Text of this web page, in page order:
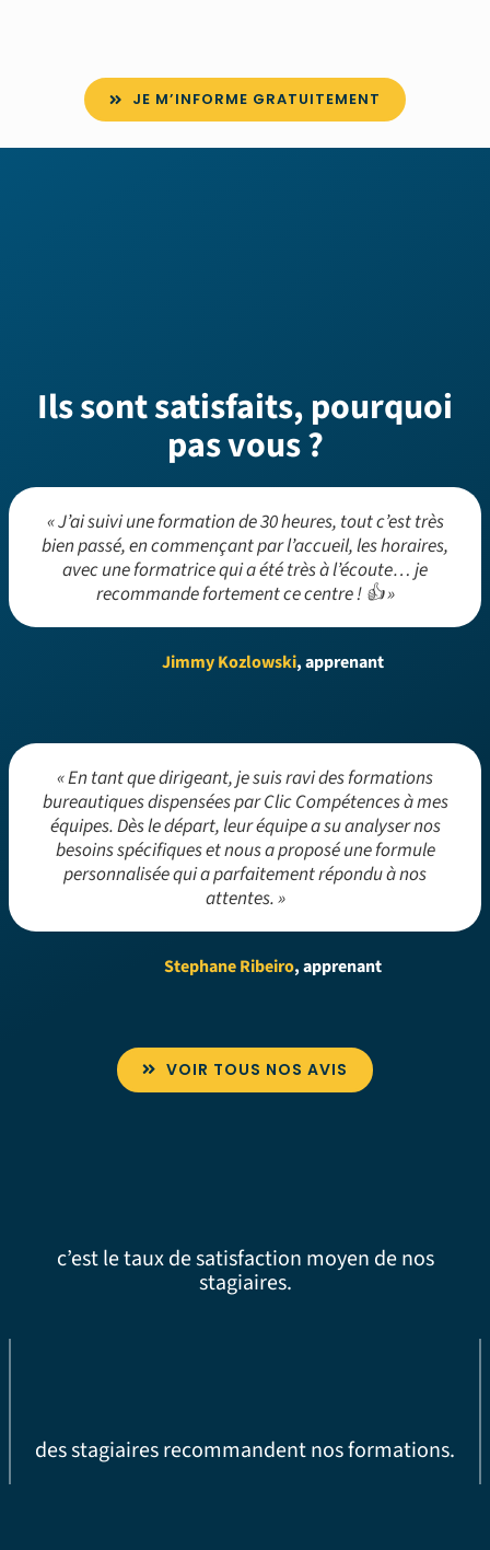
JE M’INFORME GRATUITEMENT
Ils sont satisfaits, pourquoi
pas vous ?
« J’ai suivi une formation de 30 heures, tout c’est très
bien passé, en commençant par l’accueil, les horaires,
avec une formatrice qui a été très à l’écoute… je
recommande fortement ce centre ! 👍 »
Jimmy Kozlowski, apprenant
« En tant que dirigeant, je suis ravi des formations
bureautiques dispensées par Clic Compétences à mes
équipes. Dès le départ, leur équipe a su analyser nos
besoins spécifiques et nous a proposé une formule
personnalisée qui a parfaitement répondu à nos
attentes. »
Stephane Ribeiro, apprenant
VOIR TOUS NOS AVIS
c’est le taux de satisfaction moyen de nos
stagiaires.
des stagiaires recommandent nos formations.